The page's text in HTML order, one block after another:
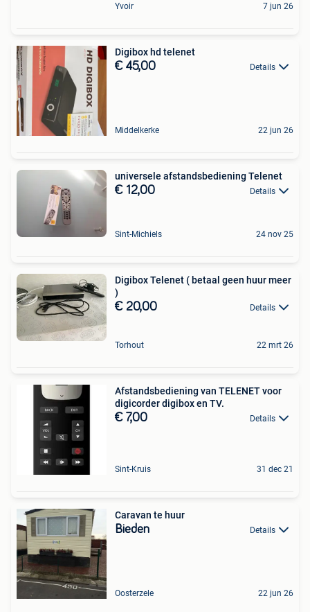
Yvoir 7 jun 26
Digibox hd telenet
€ 45,00 Details
Middelkerke 22 jun 26
universele afstandsbediening Telenet
€ 12,00 Details
Sint-Michiels 24 nov 25
Digibox Telenet ( betaal geen huur meer
)
€ 20,00 Details
Torhout 22 mrt 26
Afstandsbediening van TELENET voor
digicorder digibox en TV.
€ 7,00 Details
Sint-Kruis 31 dec 21
Caravan te huur
Bieden Details
Oosterzele 22 jun 26